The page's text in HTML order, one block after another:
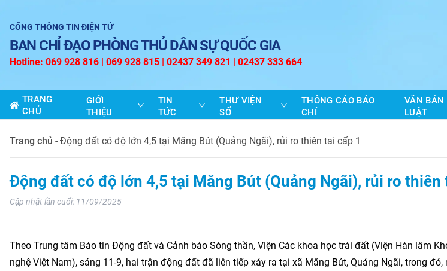
CỔNG THÔNG TIN ĐIỆN TỬ
BAN CHỈ ĐẠO PHÒNG THỦ DÂN SỰ QUỐC GIA
Hotline: 069 928 816 | 069 928 815 | 02437 349 821 | 02437 333 664
TRANG
CHỦ
GIỚI
THIỆU
TIN
TỨC
THƯ VIỆN
SỐ
THÔNG CÁO BÁO
CHÍ
VĂN BẢN
LUẬT
Trang chủ - Động đất có độ lớn 4,5 tại Măng Bút (Quảng Ngãi), rủi ro thiên tai cấp 1
Động đất có độ lớn 4,5 tại Măng Bút (Quảng Ngãi), rủi ro thiên
Cập nhật lần cuối: 11/09/2025
Theo Trung tâm Báo tin Động đất và Cảnh báo Sóng thần, Viện Các khoa học trái đất (Viện Hàn lâm
nghệ Việt Nam), sáng 11-9, hai trận động đất đã liên tiếp xảy ra tại xã Măng Bút, Quảng Ngãi, trong